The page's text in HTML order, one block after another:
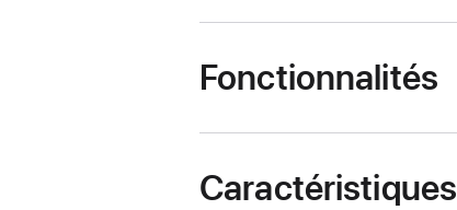
Fonctionnalités
Caractéristiques